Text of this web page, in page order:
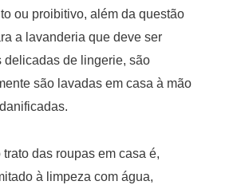
ou proibitivo, além da questão
a lavanderia que deve ser
delicadas de lingerie, são
são lavadas em casa à mão
trato das roupas em casa é,
à limpeza com água,